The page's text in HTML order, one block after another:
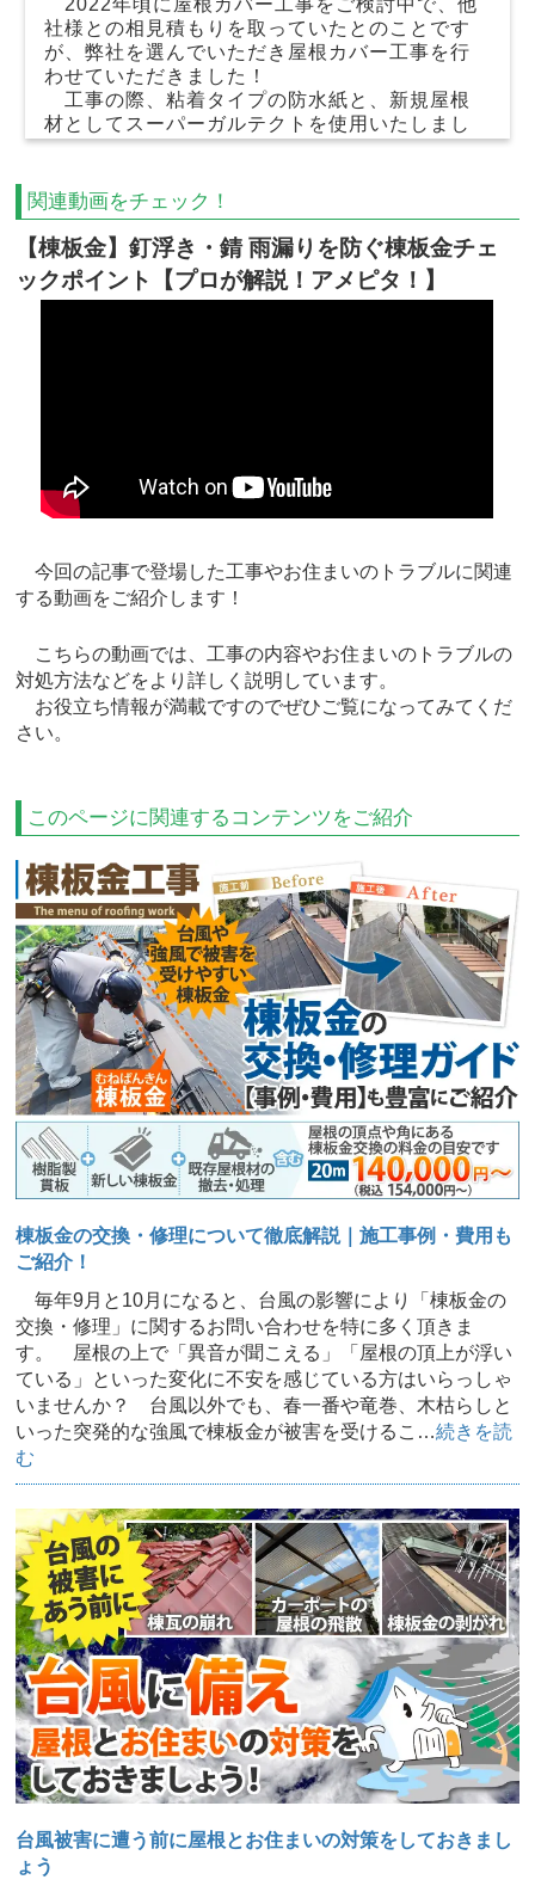
2022年頃に屋根カバー工事をご検討中で、他
社様との相見積もりを取っていたとのことです
が、弊社を選んでいただき屋根カバー工事を行
わせていただきました！
工事の際、粘着タイプの防水紙と、新規屋根
材としてスーパーガルテクトを使用いたしまし
た。
関連動画をチェック！
【棟板金】釘浮き・錆 雨漏りを防ぐ棟板金チェ
ックポイント【プロが解説！アメピタ！】
今回の記事で登場した工事やお住まいのトラブルに関連
する動画をご紹介します！
こちらの動画では、工事の内容やお住まいのトラブルの
対処方法などをより詳しく説明しています。
お役立ち情報が満載ですのでぜひご覧になってみてくだ
さい。
このページに関連するコンテンツをご紹介
棟板金の交換・修理について徹底解説｜施工事例・費用も
ご紹介！
毎年9月と10月になると、台風の影響により「棟板金の
交換・修理」に関するお問い合わせを特に多く頂きま
す。 屋根の上で「異音が聞こえる」「屋根の頂上が浮い
ている」といった変化に不安を感じている方はいらっしゃ
いませんか？ 台風以外でも、春一番や竜巻、木枯らしと
いった突発的な強風で棟板金が被害を受けるこ…続きを読
む
台風被害に遭う前に屋根とお住まいの対策をしておきまし
ょう